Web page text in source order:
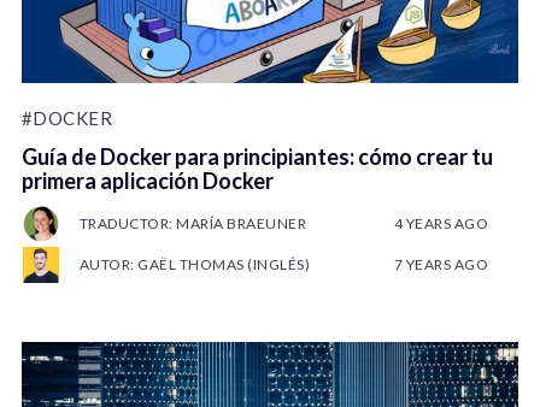
#DOCKER
Guía de Docker para principiantes: cómo crear tu
primera aplicación Docker
TRADUCTOR: MARÍA BRAEUNER 4 YEARS AGO
AUTOR: GAËL THOMAS (INGLÉS) 7 YEARS AGO